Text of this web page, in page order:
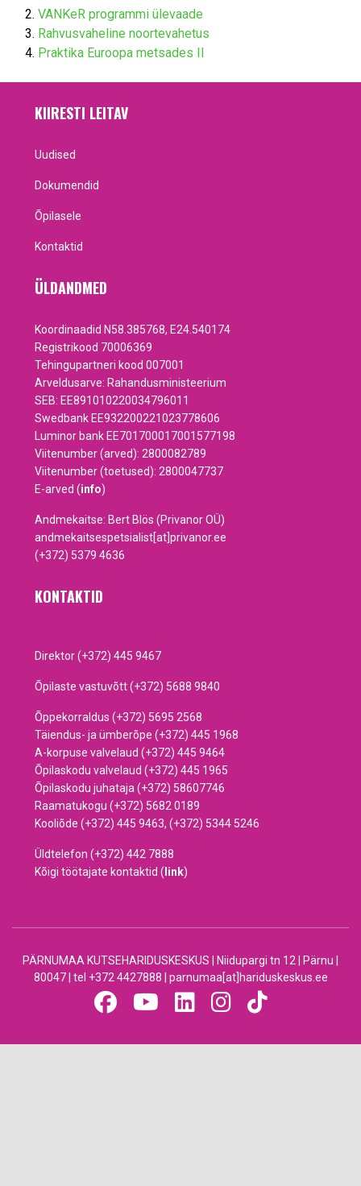
VANKeR programmi ülevaade
Rahvusvaheline noortevahetus
Praktika Euroopa metsades II
KIIRESTI LEITAV
Uudised
Dokumendid
Õpilasele
Kontaktid
ÜLDANDMED
Koordinaadid N58.385768, E24.540174
Registrikood 70006369
Tehingupartneri kood 007001
Arveldusarve: Rahandusministeerium
SEB: EE891010220034796011
Swedbank EE932200221023778606
Luminor bank EE701700017001577198
Viitenumber (arved): 2800082789
Viitenumber (toetused): 2800047737
E-arved (info)
Andmekaitse: Bert Blös (Privanor OÜ)
andmekaitsespetsialist[at]privanor.ee
(+372) 5379 4636
KONTAKTID
Direktor (+372) 445 9467
Õpilaste vastuvõtt (+372) 5688 9840
Õppekorraldus (+372) 5695 2568
Täiendus- ja ümberõpe (+372) 445 1968
A-korpuse valvelaud (+372) 445 9464
Õpilaskodu valvelaud (+372) 445 1965
Õpilaskodu juhataja (+372) 58607746
Raamatukogu (+372) 5682 0189
Kooliõde (+372) 445 9463, (+372) 5344 5246
Üldtelefon (+372) 442 7888
Kõigi töötajate kontaktid ( link)
PÄRNUMAA KUTSEHARIDUSKESKUS | Niidupargi tn 12 | Pärnu |
80047 | tel +372 4427888 | parnumaa[at]hariduskeskus.ee